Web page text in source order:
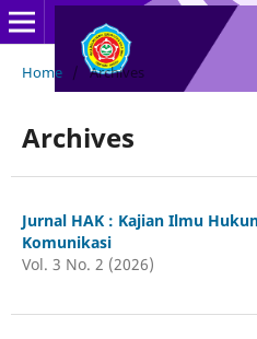
Home / Archives
Archives
Jurnal HAK : Kajian Ilmu
Komunikasi
Vol. 3 No. 2 (2026)